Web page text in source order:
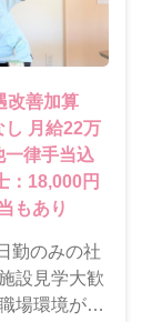
改善加算
一律手当込
もあり
勤のみの社
設見学大歓
場環境が自